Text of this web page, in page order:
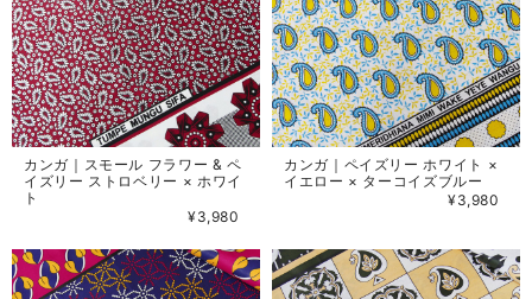
カンガ｜スモール フラワー & ペ
イズリー ストロベリー × ホワイ
ト
¥3,980
カンガ｜ペイズリー ホワイト ×
イエロー × ターコイズブルー
¥3,980